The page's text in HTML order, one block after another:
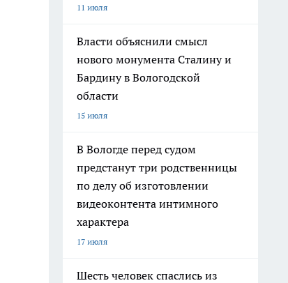
11 июля
Власти объяснили смысл
нового монумента Сталину и
Бардину в Вологодской
области
15 июля
В Вологде перед судом
предстанут три родственницы
по делу об изготовлении
видеоконтента интимного
характера
17 июля
Шесть человек спаслись из